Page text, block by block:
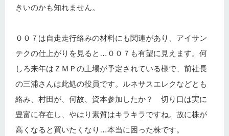
きいのかも知れません。
００７は自走走行絡みの材料にも関連があり、アイサン
テクの仕上がりを見ると…００７も有望に見えます。何
しろ来年はＺＭＰの上場が予定されている様で、前社長
の三浦さんは此処の役員です。ルネサスエレクなどとも
絡み、村田が、何故、資本参加したか？ 切り口は実に
豊富に存在し、やはり素質はキラキラですね。故に株が
高くなると買いたくなり…本当に困った株です。